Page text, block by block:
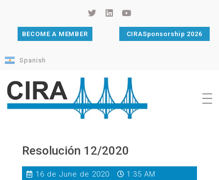
BECOME A MEMBER CIRASponsorship 2026
Spanish
Resolución 12/2020
16 de June de 2020
1:35 AM